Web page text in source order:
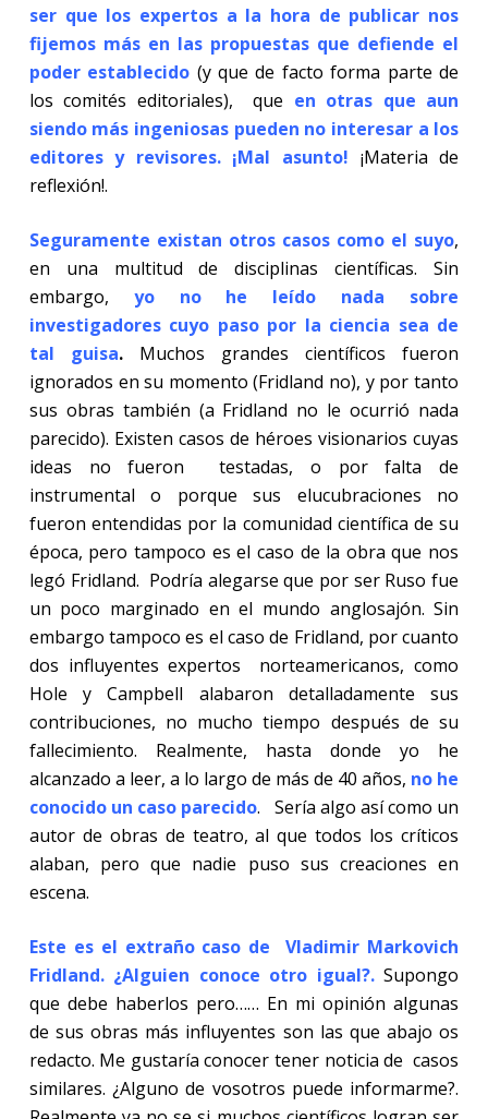
ser que los expertos a la hora de publicar nos
fijemos más en las propuestas que defiende el
poder establecido (y que de facto forma parte de
los comités editoriales), que en otras que aun
siendo más ingeniosas pueden no interesar a los
editores y revisores. ¡Mal asunto! ¡Materia de
reflexión!.
Seguramente existan otros casos como el suyo,
en una multitud de disciplinas científicas. Sin
embargo, yo no he leído nada sobre
investigadores cuyo paso por la ciencia sea de
tal guisa.Muchos grandes científicos fueron
ignorados en su momento (Fridland no), y por tanto
sus obras también (a Fridland no le ocurrió nada
parecido). Existen casos de héroes visionarios cuyas
ideas no fueron
testadas, o por falta de
instrumental o porque sus elucubraciones no
fueron entendidas por la comunidad científica de su
época, pero tampoco es el caso de la obra que nos
legó Fridland. Podría alegarse que por ser Ruso fue
un poco marginado en el mundo anglosajón. Sin
embargo tampoco es el caso de Fridland, por cuanto
dos influyentes expertos norteamericanos, como
Hole y Campbell alabaron detalladamente sus
contribuciones, no mucho tiempo después de su
fallecimiento. Realmente, hasta donde yo he
alcanzado a leer, a lo largo de más de 40 años, no he
conocido un caso parecido.
Sería algo así como un
autor de obras de teatro, al que todos los críticos
alaban, pero que nadie puso sus creaciones en
escena.
Este es el extraño caso de Vladimir Markovich
Fridland. ¿Alguien conoce otro igual?.Supongo
que debe haberlos pero…… En mi opinión algunas
de sus obras más influyentes son las que abajo os
redacto. Me gustaría conocer tener noticia de casos
similares. ¿Alguno de vosotros puede informarme?.